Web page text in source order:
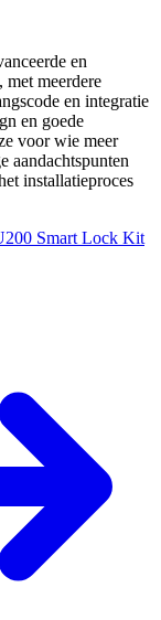
en
meerdere
en integratie
en goede
voor wie meer
aandachtspunten
installatieproces
Smart Lock Kit